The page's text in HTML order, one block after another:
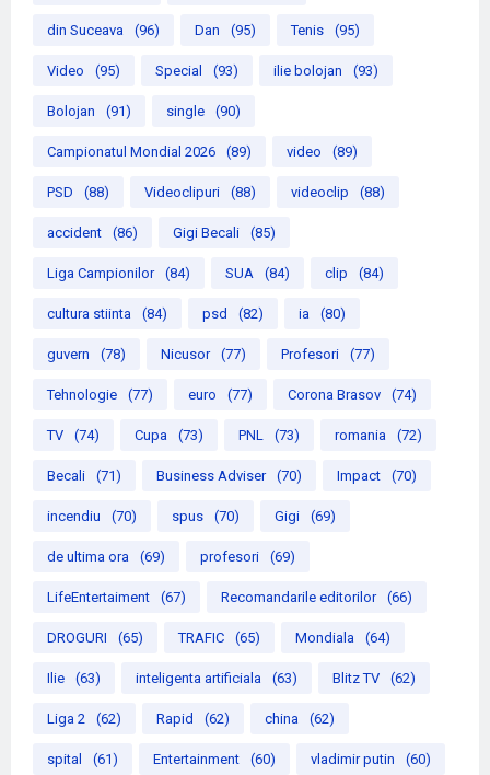
din Suceava (96) Dan (95) Tenis (95)
Video (95) Special (93) ilie bolojan (93)
Bolojan (91) single (90)
Campionatul Mondial 2026 (89) video (89)
PSD (88) Videoclipuri (88) videoclip (88)
accident (86) Gigi Becali (85)
Liga Campionilor (84) SUA (84) clip (84)
cultura stiinta (84) psd (82) ia (80)
guvern (78) Nicusor (77) Profesori (77)
Tehnologie (77) euro (77) Corona Brasov (74)
TV (74) Cupa (73) PNL (73) romania (72)
Becali (71) Business Adviser (70) Impact (70)
incendiu (70) spus (70) Gigi (69)
de ultima ora (69) profesori (69)
LifeEntertaiment (67) Recomandarile editorilor (66)
DROGURI (65) TRAFIC (65) Mondiala (64)
Ilie (63) inteligenta artificiala (63) Blitz TV (62)
Liga 2 (62) Rapid (62) china (62)
spital (61) Entertainment (60) vladimir putin (60)